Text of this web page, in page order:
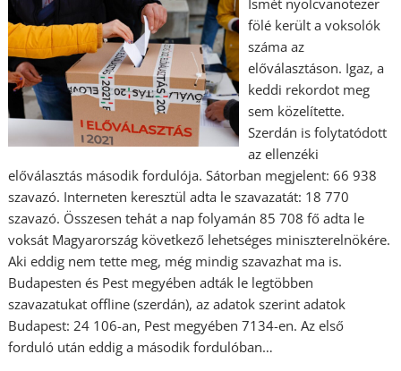
Ismét nyolcvanötezer
fölé került a voksolók
száma az
előválasztáson. Igaz, a
keddi rekordot meg
sem közelítette.
Szerdán is folytatódott
az ellenzéki
előválasztás második fordulója. Sátorban megjelent: 66 938
szavazó. Interneten keresztül adta le szavazatát: 18 770
szavazó. Összesen tehát a nap folyamán 85 708 fő adta le
voksát Magyarország következő lehetséges miniszterelnökére.
Aki eddig nem tette meg, még mindig szavazhat ma is.
Budapesten és Pest megyében adták le legtöbben
szavazatukat offline (szerdán), az adatok szerint adatok
Budapest: 24 106-an, Pest megyében 7134-en. Az első
forduló után eddig a második fordulóban…